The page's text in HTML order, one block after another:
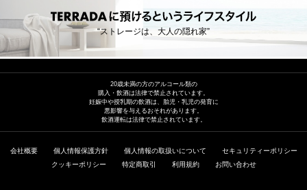
“ストレージは、大人の隠れ家”
20歳未満の方のアルコール類の
購入・飲酒は法律で禁止されています。
妊娠中や授乳期の飲酒は、胎児・乳児の発育に
悪影響を与えるおそれがあります。
飲酒運転は法律で禁止されています。
会社概要 個人情報保護方針 個人情報の取扱いについて
セキュリティーポリシー
クッキーポリシー
特定商取引 利用規約 お問い合わせ